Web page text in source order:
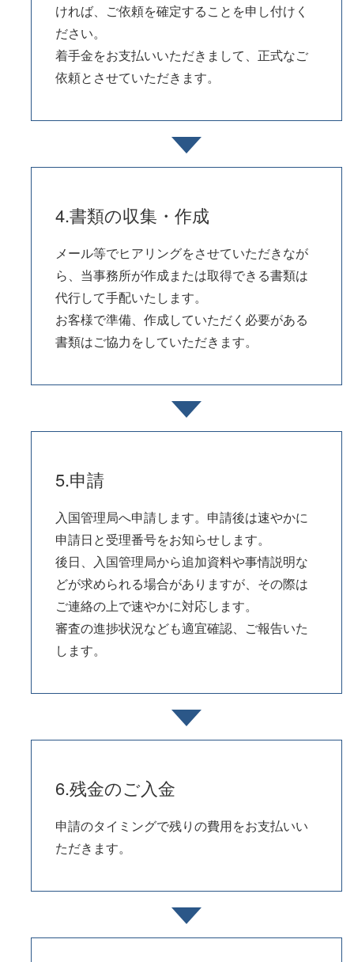
ければ、ご依頼を確定することを申し付けく
ださい。
着手金をお支払いいただきまして、正式なご
依頼とさせていただきます。
4.書類の収集・作成
メール等でヒアリングをさせていただきなが
ら、当事務所が作成または取得できる書類は
代行して手配いたします。
お客様で準備、作成していただく必要がある
書類はご協力をしていただきます。
5.申請
入国管理局へ申請します。申請後は速やかに
申請日と受理番号をお知らせします。
後日、入国管理局から追加資料や事情説明な
どが求められる場合がありますが、その際は
ご連絡の上で速やかに対応します。
審査の進捗状況なども適宜確認、ご報告いた
します。
6.残金のご入金
申請のタイミングで残りの費用をお支払いい
ただきます。